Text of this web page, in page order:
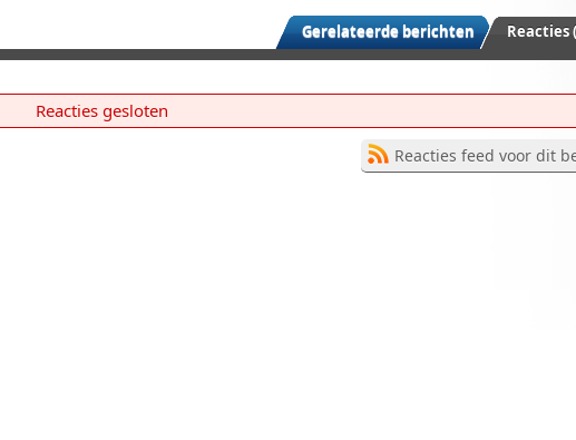
Reacties
Gerelateerde berichten
Reacties gesloten
Reacties feed voor dit